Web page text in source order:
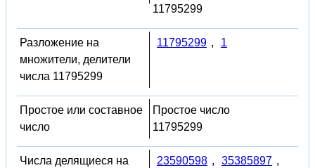
11795299
Разложение на
множители, делители
числа 11795299
11795299 , 1
Простое или составное
число
Простое число
11795299
Числа делящиеся на
23590598 , 35385897 ,